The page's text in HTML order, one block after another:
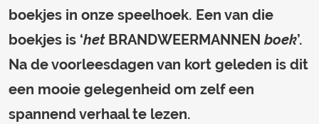
boekjes in onze speelhoek. Een van die
boekjes is ‘hetBRANDWEERMANNEN boek’.
Na de voorleesdagen van kort geleden is dit
een mooie gelegenheid om zelf een
spannend verhaal te lezen.